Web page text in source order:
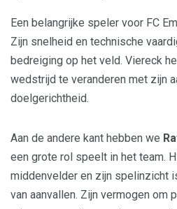
Een belangrijke speler voor FC
Zijn snelheid en technische
bedreiging op het veld. Viereck
wedstrijd te veranderen met zijn
doelgerichtheid.
Aan de andere kant hebben we
een grote rol speelt in het team.
middenvelder en zijn spelinzicht
van aanvallen. Zijn vermogen om